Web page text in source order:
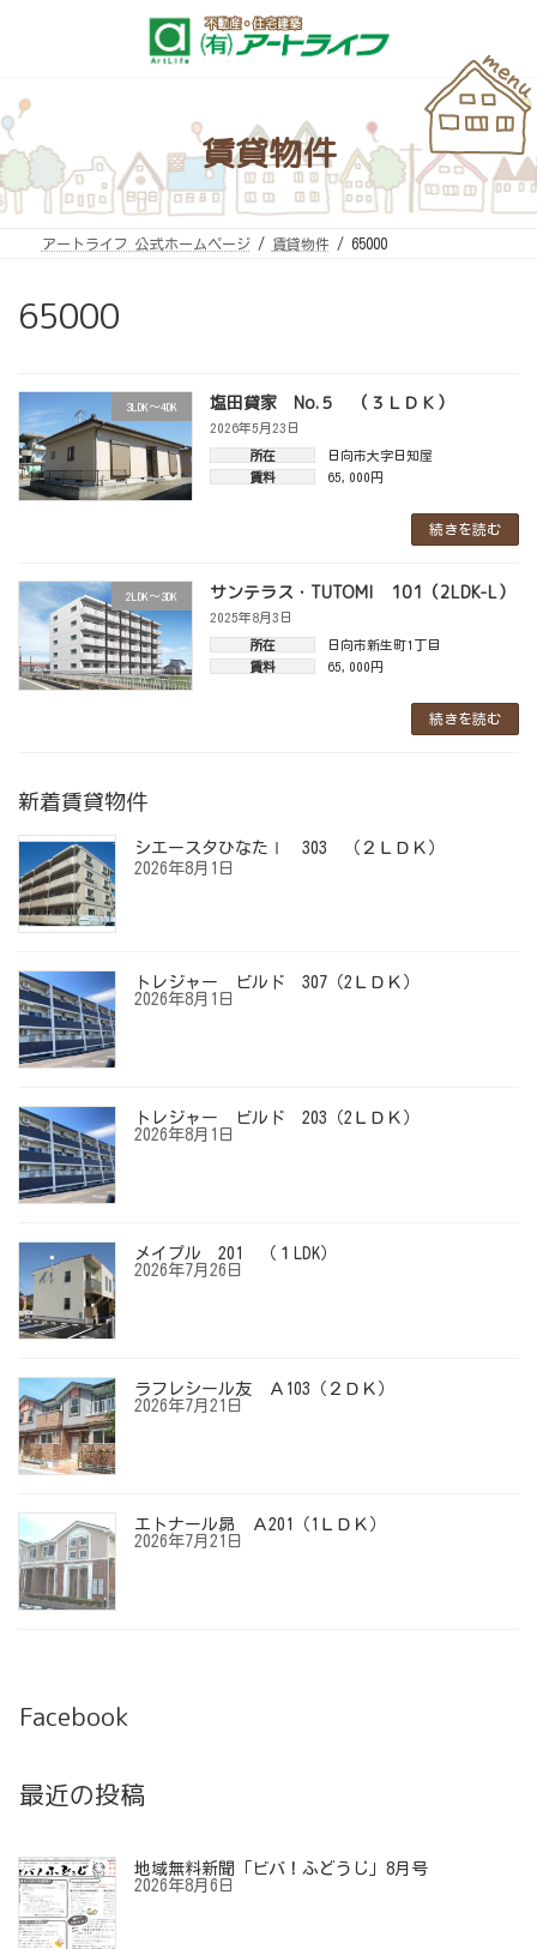
キ
ッ
プ
に
移
動
賃貸物件
アートライフ 公式ホームページ 賃貸物件 65000
65000
3LDK～4DK 塩田貸家 No.５ （３ＬＤＫ）
2026年5月23日
続きを読む
所在
日向市大字日知屋
賃料
65,000円
2LDK～3DK サンテラス・TUTOMI 101（2LDK-L）
2025年8月3日
続きを読む
所在
日向市新生町1丁目
賃料
65,000円
新着賃貸物件
シエースタひなたⅠ 303 （２ＬＤＫ）
2026年8月1日
トレジャー ビルド 307（2ＬＤＫ）
2026年8月1日
トレジャー ビルド 203（2ＬＤＫ）
2026年8月1日
メイプル 201 （１LDK）
2026年7月26日
ラフレシール友 Ａ103（２ＤＫ）
2026年7月21日
エトナール昴 Ａ201（1ＬＤＫ）
2026年7月21日
Facebook
最近の投稿
地域無料新聞「ビバ！ふどうじ」8月号
2026年8月6日